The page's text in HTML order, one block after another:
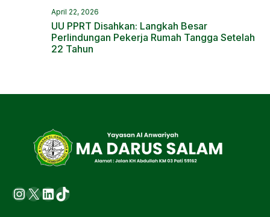
April 22, 2026
UU PPRT Disahkan: Langkah Besar
Perlindungan Pekerja Rumah Tangga Setelah
22 Tahun
Instagram
X LinkedIn
https://www.tiktok.com/